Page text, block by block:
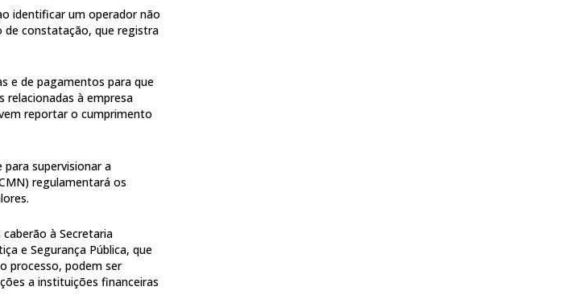
identificar um operador não
constatação, que registra
e de pagamentos para que
relacionadas à empresa
reportar o cumprimento
supervisionar a
regulamentará os
à Secretaria
e Segurança Pública, que
processo, podem ser
a instituições financeiras